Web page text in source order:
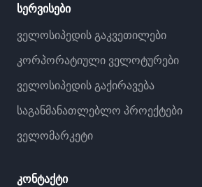
სერვისები
ველოსიპედის გაკვეთილები
კორპორატიული ველოტურები
ველოსიპედის გაქირავება
საგანმანათლებლო პროექტები
ველომარკეტი
კონტაქტი